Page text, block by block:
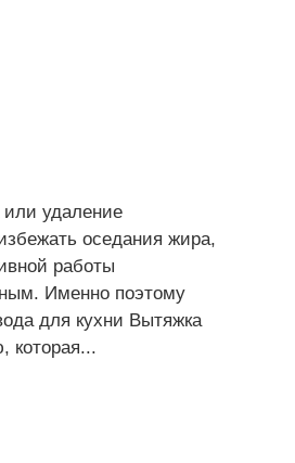
или удаление
оседания жира,
работы
Именно поэтому
для кухни Вытяжка
которая...